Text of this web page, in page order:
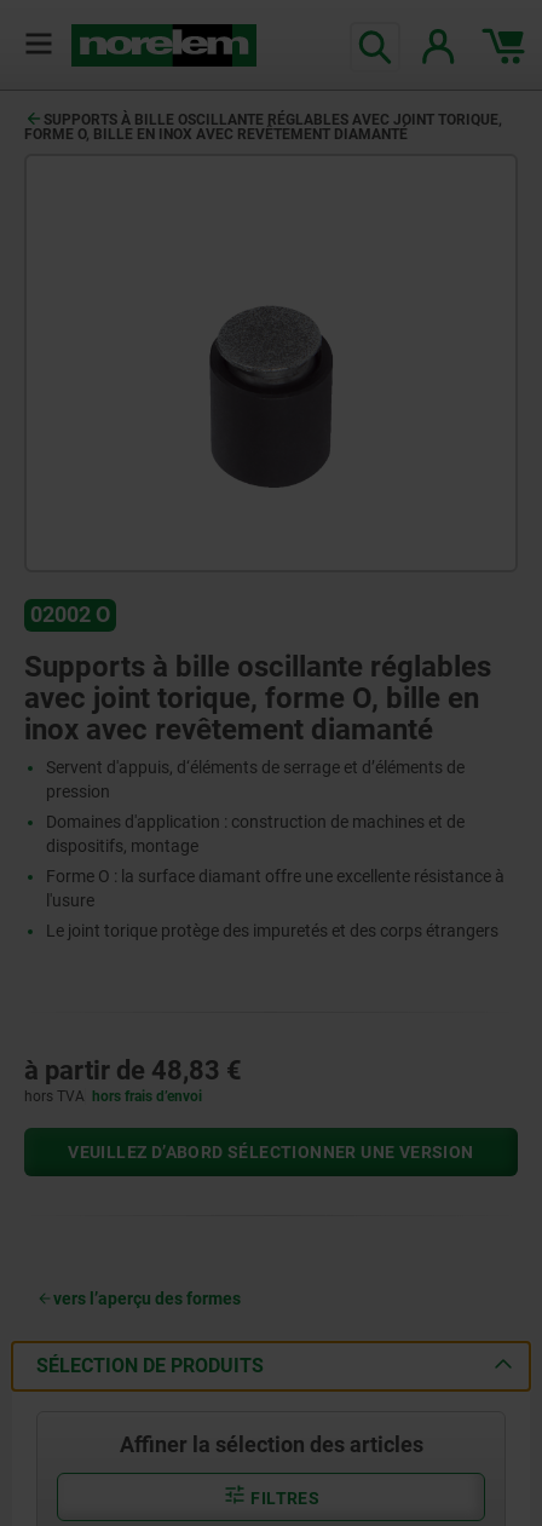
SUPPORTS À BILLE OSCILLANTE RÉGLABLES AVEC JOINT TORIQUE,
FORME O, BILLE EN INOX AVEC REVÊTEMENT DIAMANTÉ
02002 O
Supports à bille oscillante réglables
avec joint torique, forme O, bille en
inox avec revêtement diamanté
Servent d'appuis, d‘éléments de serrage et d’éléments de
pression
Domaines d'application : construction de machines et de
dispositifs, montage
Forme O : la surface diamant offre une excellente résistance à
l'usure
Le joint torique protège des impuretés et des corps étrangers
à partir de 48,83 €
hors TVA hors frais d’envoi
VEUILLEZ D’ABORD SÉLECTIONNER UNE VERSION
vers l’aperçu des formes
SÉLECTION DE PRODUITS
Affiner la sélection des articles
FILTRES